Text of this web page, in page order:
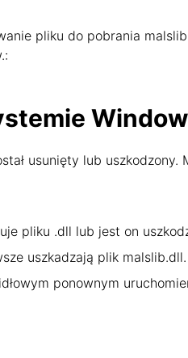
pliku do pobrania
usunięty lub
pliku .dll lub jest on
uszkadzają plik malslib.dll.
ponownym